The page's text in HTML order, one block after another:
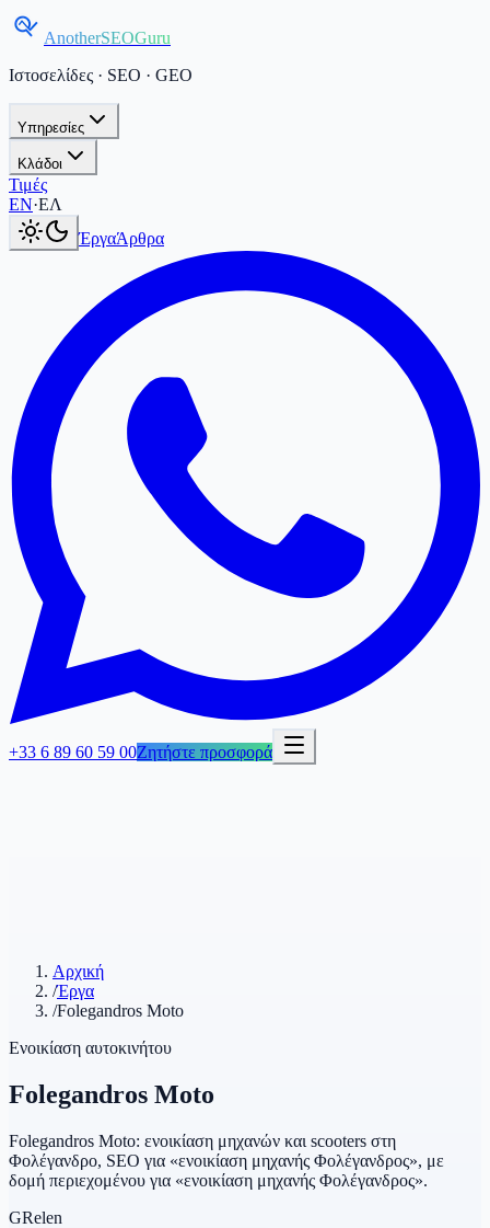
AnotherSEOGuru
Ιστοσελίδες · SEO · GEO
Υπηρεσίες
Κλάδοι
Τιμές
EN·ΕΛ
ΈργαΆρθρα
+33 6 89 60 59 00Ζητήστε προσφορά
Αρχική
/Έργα
/Folegandros Moto
Ενοικίαση αυτοκινήτου
Folegandros Moto
Folegandros Moto: ενοικίαση μηχανών και scooters στη
Φολέγανδρο, SEO για «ενοικίαση μηχανής Φολέγανδρος», με
δομή περιεχομένου για «ενοικίαση μηχανής Φολέγανδρος».
GRelen